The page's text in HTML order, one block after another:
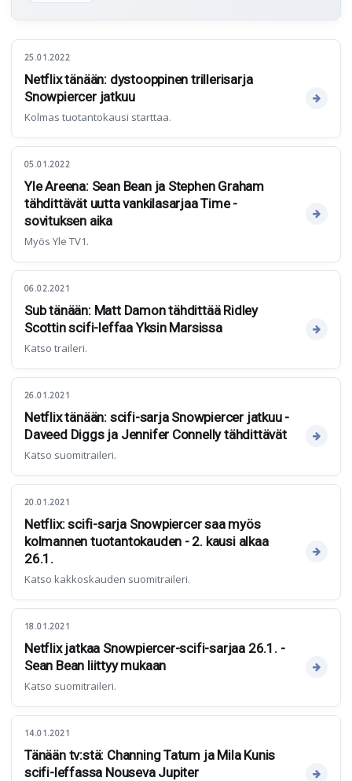
25.01.2022
Netflix tänään: dystooppinen trillerisarja
Snowpiercer jatkuu
Kolmas tuotantokausi starttaa.
05.01.2022
Yle Areena: Sean Bean ja Stephen Graham
tähdittävät uutta vankilasarjaa Time -
sovituksen aika
Myös Yle TV1.
06.02.2021
Sub tänään: Matt Damon tähdittää Ridley
Scottin scifi-leffaa Yksin Marsissa
Katso traileri.
26.01.2021
Netflix tänään: scifi-sarja Snowpiercer jatkuu -
Daveed Diggs ja Jennifer Connelly tähdittävät
Katso suomitraileri.
20.01.2021
Netflix: scifi-sarja Snowpiercer saa myös
kolmannen tuotantokauden - 2. kausi alkaa
26.1.
Katso kakkoskauden suomitraileri.
18.01.2021
Netflix jatkaa Snowpiercer-scifi-sarjaa 26.1. -
Sean Bean liittyy mukaan
Katso suomitraileri.
14.01.2021
Tänään tv:stä: Channing Tatum ja Mila Kunis
scifi-leffassa Nouseva Jupiter